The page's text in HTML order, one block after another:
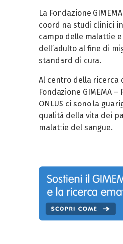
La Fondazione
coordina studi clinici
campo delle malattie
dell’adulto al fine di
standard di cura.
Al centro della ricerca
Fondazione GIMEMA –
ONLUS ci sono la
qualità della vita dei
malattie del sangue.